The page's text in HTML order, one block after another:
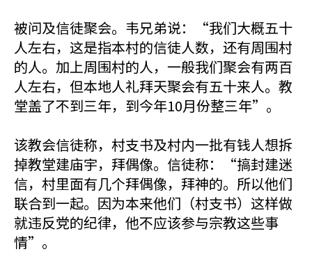
被问及信徒聚会。韦兄弟说：“我们大概五十
人左右，这是指本村的信徒人数，还有周围村
的人。加上周围村的人，一般我们聚会有两百
人左右，但本地人礼拜天聚会有五十来人。教
堂盖了不到三年，到今年10月份整三年”。
该教会信徒称，村支书及村内一批有钱人想拆
掉教堂建庙宇，拜偶像。信徒称：“搞封建迷
信，村里面有几个拜偶像，拜神的。所以他们
联合到一起。因为本来他们（村支书）这样做
就违反党的纪律，他不应该参与宗教这些事
情”。